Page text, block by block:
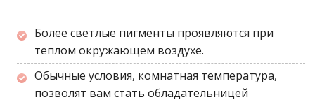
Более светлые пигменты проявляются при
теплом окружающем воздухе.
Обычные условия, комнатная температура,
позволят вам стать обладательницей